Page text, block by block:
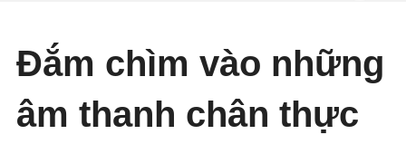
Đắm chìm vào những
âm thanh chân thực